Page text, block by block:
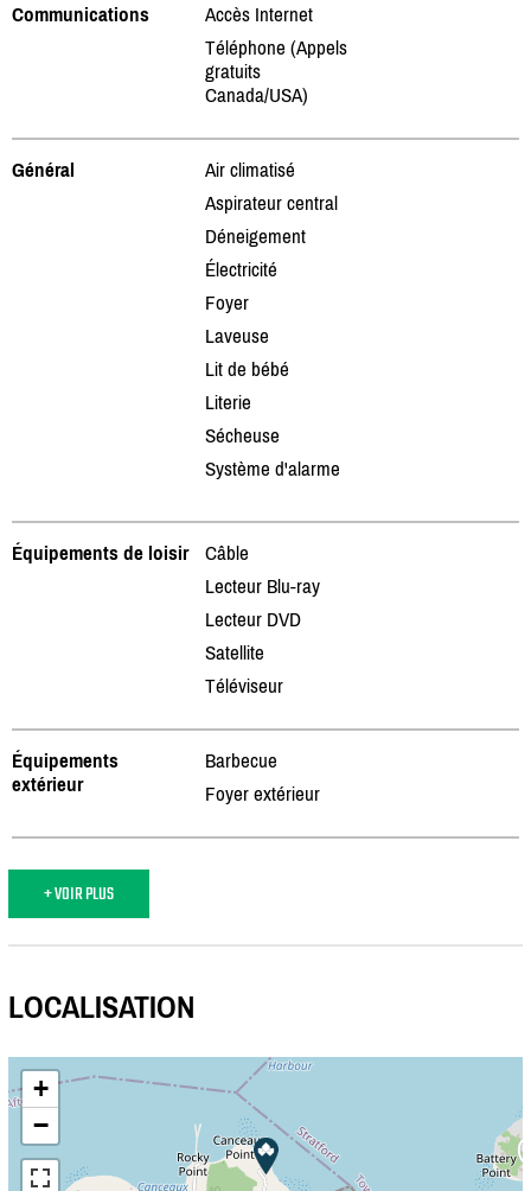
Communications
Accès Internet
Téléphone (Appels
gratuits
Canada/USA)
Général
Air climatisé
Aspirateur central
Déneigement
Électricité
Foyer
Laveuse
Lit de bébé
Literie
Sécheuse
Système d'alarme
Équipements de loisir
Câble
Lecteur Blu-ray
Lecteur DVD
Satellite
Téléviseur
Équipements
extérieur
Barbecue
Foyer extérieur
+ VOIR PLUS
LOCALISATION
+
−